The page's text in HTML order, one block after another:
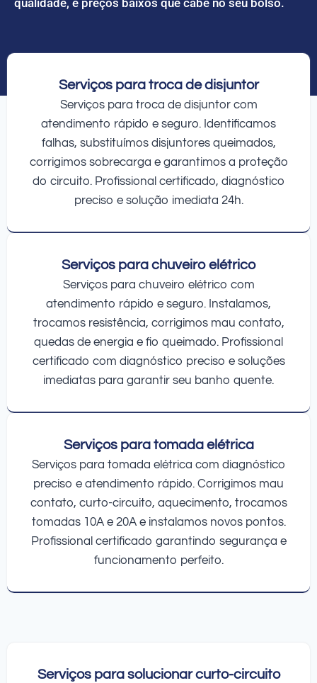
Serviços para troca de disjuntor
Serviços para troca de disjuntor com
atendimento rápido e seguro. Identificamos
falhas, substituímos disjuntores queimados,
corrigimos sobrecarga e garantimos a proteção
do circuito. Profissional certificado, diagnóstico
preciso e solução imediata 24h.
Serviços para chuveiro elétrico
Serviços para chuveiro elétrico com
atendimento rápido e seguro. Instalamos,
trocamos resistência, corrigimos mau contato,
quedas de energia e fio queimado. Profissional
certificado com diagnóstico preciso e soluções
imediatas para garantir seu banho quente.
Serviços para tomada elétrica
Serviços para tomada elétrica com diagnóstico
preciso e atendimento rápido. Corrigimos mau
contato, curto-circuito, aquecimento, trocamos
tomadas 10A e 20A e instalamos novos pontos.
Profissional certificado garantindo segurança e
funcionamento perfeito.
Serviços para solucionar curto-circuito